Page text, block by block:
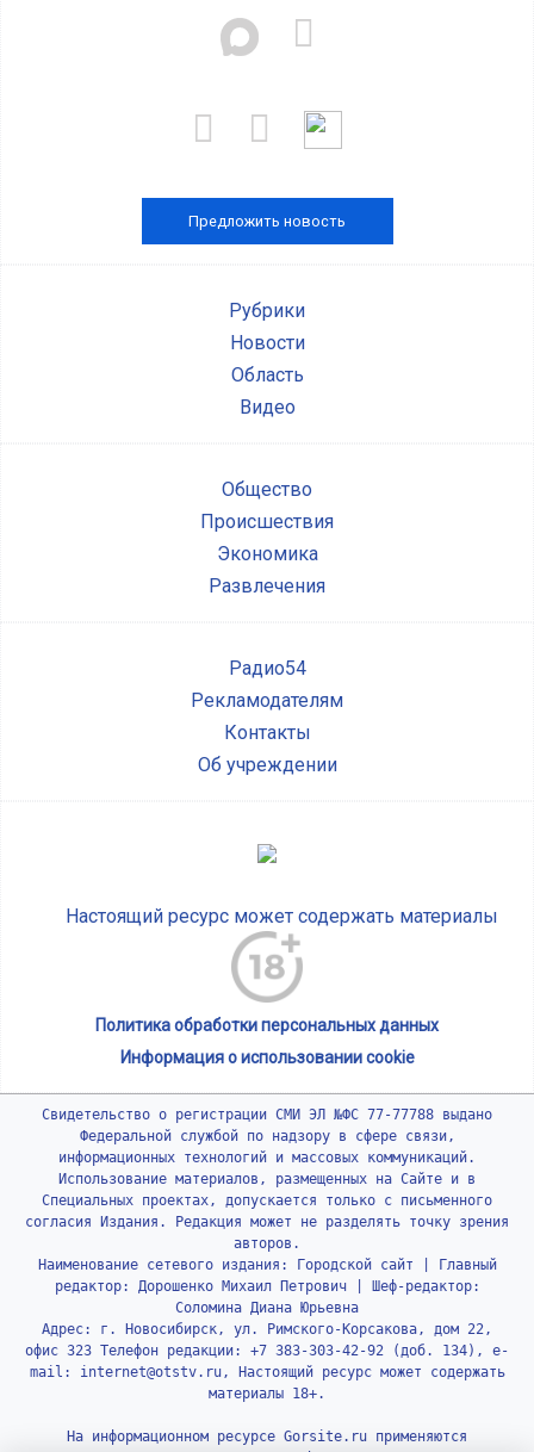
Предложить новость
Рубрики
Новости
Область
Видео
Общество
Происшествия
Экономика
Развлечения
Радио54
Рекламодателям
Контакты
Об учреждении
Настоящий ресурс может содержать материалы
Политика обработки персональных данных
Информация о использовании cookie
Свидетельство о регистрации СМИ ЭЛ №ФС 77-77788 выдано
Федеральной службой по надзору в сфере связи,
информационных технологий и массовых коммуникаций.
Использование материалов, размещенных на Сайте и в
Специальных проектах, допускается только с письменного
согласия Издания. Редакция может не разделять точку зрения
авторов.
Наименование сетевого издания: Городской сайт | Главный
редактор: Дорошенко Михаил Петрович | Шеф-редактор:
Соломина Диана Юрьевна
Адрес: г. Новосибирск, ул. Римского-Корсакова, дом 22,
офис 323 Телефон редакции: +7 383-303-42-92 (доб. 134), e-
mail: internet@otstv.ru, Настоящий ресурс может содержать
материалы 18+.
На информационном ресурсе Gorsite.ru применяются